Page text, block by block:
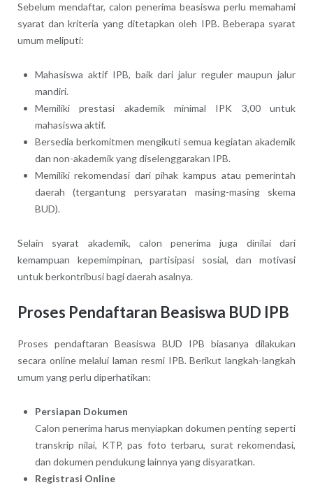
Sebelum mendaftar, calon penerima beasiswa perlu memahami
syarat dan kriteria yang ditetapkan oleh IPB. Beberapa syarat
umum meliputi:
Mahasiswa aktif IPB, baik dari jalur reguler maupun jalur
mandiri.
Memiliki prestasi akademik minimal IPK 3,00 untuk
mahasiswa aktif.
Bersedia berkomitmen mengikuti semua kegiatan akademik
dan non-akademik yang diselenggarakan IPB.
Memiliki rekomendasi dari pihak kampus atau pemerintah
daerah (tergantung persyaratan masing-masing skema
BUD).
Selain syarat akademik, calon penerima juga dinilai dari
kemampuan kepemimpinan, partisipasi sosial, dan motivasi
untuk berkontribusi bagi daerah asalnya.
Proses Pendaftaran Beasiswa BUD IPB
Proses pendaftaran Beasiswa BUD IPB biasanya dilakukan
secara online melalui laman resmi IPB. Berikut langkah-langkah
umum yang perlu diperhatikan:
Persiapan Dokumen
Calon penerima harus menyiapkan dokumen penting seperti
transkrip nilai, KTP, pas foto terbaru, surat rekomendasi,
dan dokumen pendukung lainnya yang disyaratkan.
Registrasi Online